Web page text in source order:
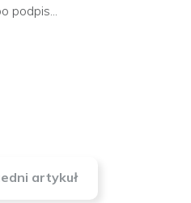
artykuł